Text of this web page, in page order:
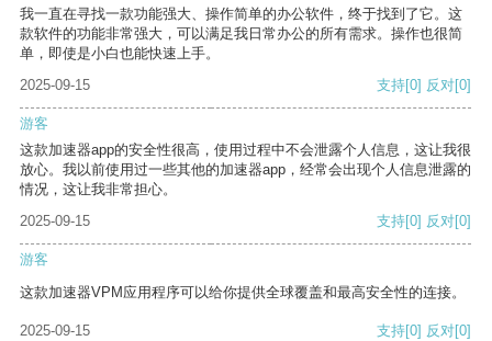
我一直在寻找一款功能强大、操作简单的办公软件，终于找到了它。这
款软件的功能非常强大，可以满足我日常办公的所有需求。操作也很简
单，即使是小白也能快速上手。
2025-09-15
支持[0] 反对[0]
游客
这款加速器app的安全性很高，使用过程中不会泄露个人信息，这让我很
放心。我以前使用过一些其他的加速器app，经常会出现个人信息泄露的
情况，这让我非常担心。
2025-09-15
支持[0] 反对[0]
游客
这款加速器VPM应用程序可以给你提供全球覆盖和最高安全性的连接。
2025-09-15 支持[0] 反对[0]